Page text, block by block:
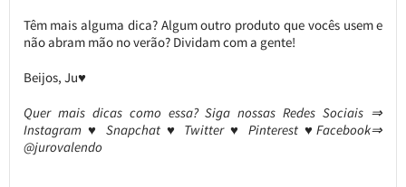
Têm mais alguma dica? Algum outro produto que vocês usem e
não abram mão no verão? Dividam com a gente!
Beijos, Ju♥
Quer mais dicas como essa? Siga nossas Redes Sociais ⇒
Instagram ♥ Snapchat ♥ Twitter ♥ Pinterest ♥Facebook⇒
@jurovalendo